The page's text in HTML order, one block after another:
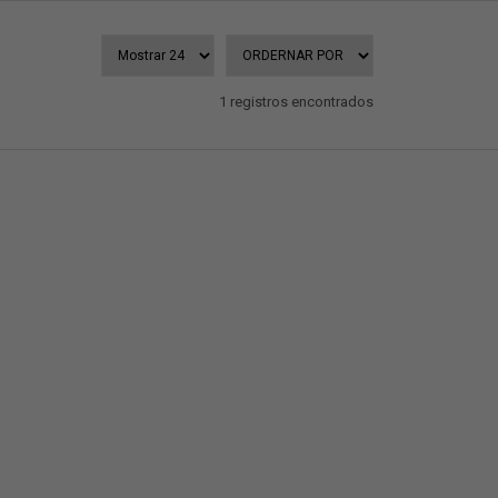
1 registros encontrados